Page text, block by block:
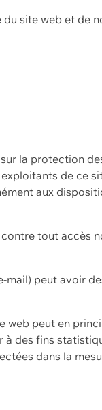
site web et de
la protection
de ce
aux
tout accès
peut avoir
peut en
des fins
dans la